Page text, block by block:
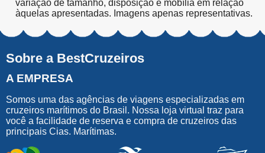
variação de tamanho, disposição e mobília em relação
àquelas apresentadas. Imagens apenas representativas.
Sobre a BestCruzeiros
A EMPRESA
Somos uma das agências de viagens especializadas em
cruzeiros marítimos do Brasil. Nossa loja virtual traz para
você a facilidade de reserva e compra de cruzeiros das
principais Cias. Marítimas.